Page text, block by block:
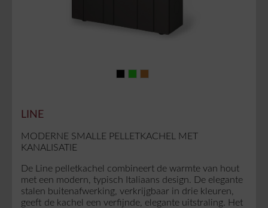
LINE
MODERNE SMALLE PELLETKACHEL MET
KANALISATIE
De Line pelletkachel combineert de warmte van hout
met een modern, typisch Italiaans design. De elegante
stalen buitenafwerking, verkrijgbaar in drie kleuren,
geeft de kachel een verfijnde, elegante uitstraling. Het